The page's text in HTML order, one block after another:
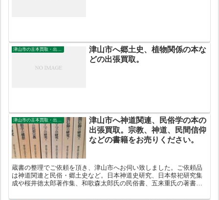
津山市の古本買取・出張買取
津山市へ郷土史、植物関係の本な
どの出張買取。
津山市へ神道関連、民俗学の本の
出張買取。宗教、神道、民間信仰
などの書籍をお売りください。
蔵書の整理でご依頼を頂き、津山市へお伺い致しました。ご依頼品
は神道関連と民俗・郷土史など。日本神道史研究、日本祭祀研究集
成や桜井徳太郎著作集、和歌森太郎氏の民俗書、五来重氏の著書、